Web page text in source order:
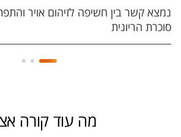
נמצא קשר בין חשיפה לזיהום אויר
סוכרת הריונית
מה עוד קורה